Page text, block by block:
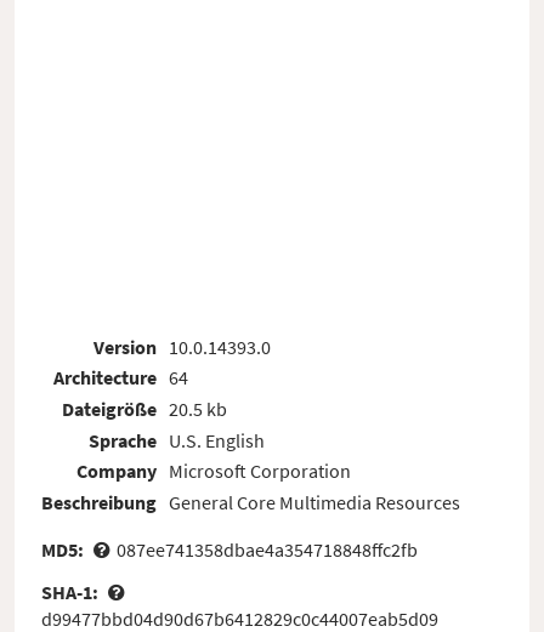
Version
Architecture
Dateigröße
Sprache
Company
Beschreibung
10.0.14393.0
64
20.5 kb
U.S. English
Microsoft Corporation
General Core Multimedia Resources
MD5:
087ee741358dbae4a354718848ffc2fb
SHA-1:
d99477bbd04d90d67b6412829c0c44007eab5d09